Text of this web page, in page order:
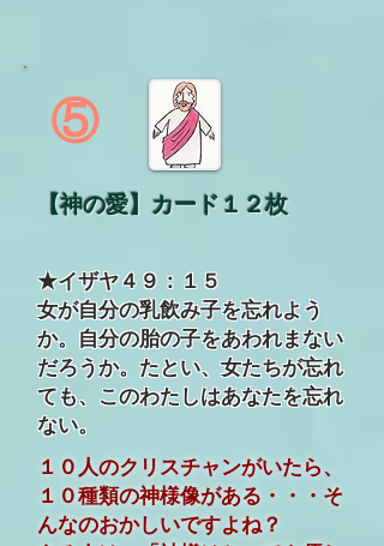
⑤
【神の愛】カード１２枚
★イザヤ４９：１５
女が自分の乳飲み子を忘れよう
か。自分の胎の子をあわれまない
だろうか。たとい、女たちが忘れ
ても、このわたしはあなたを忘れ
ない。
１０人のクリスチャンがいたら、
１０種類の神様像がある・・・そ
んなのおかしいですよね？